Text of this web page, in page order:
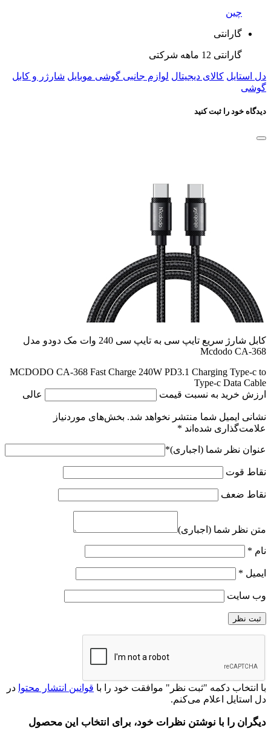
چین
گارانتی
گارانتی 12 ماهه شرکتی
دل استایل کالای دیجیتال لوازم جانبی گوشی موبایل شارژر و کابل
گوشی
دیدگاه خود را ثبت کنید
کابل شارژ سریع تایپ سی به تایپ سی 240 وات مک دودو مدل
Mcdodo CA-368
MCDODO CA-368 Fast Charge 240W PD3.1 Charging Type-c to
Type-c Data Cable
ارزش خرید به نسبت قیمت
عالی
نشانی ایمیل شما منتشر نخواهد شد. بخش‌های موردنیاز
علامت‌گذاری شده‌اند *
عنوان نظر شما (اجباری)*
نقاط قوت
نقاط ضعف
متن نظر شما (اجباری)
نام *
ایمیل *
وب‌ سایت
با انتخاب دکمه "ثبت نظر" موافقت خود را با قوانین انتشار محتوا در
دل‌ استایل اعلام می‌کنم.
دیگران را با نوشتن نظرات خود، برای انتخاب این محصول